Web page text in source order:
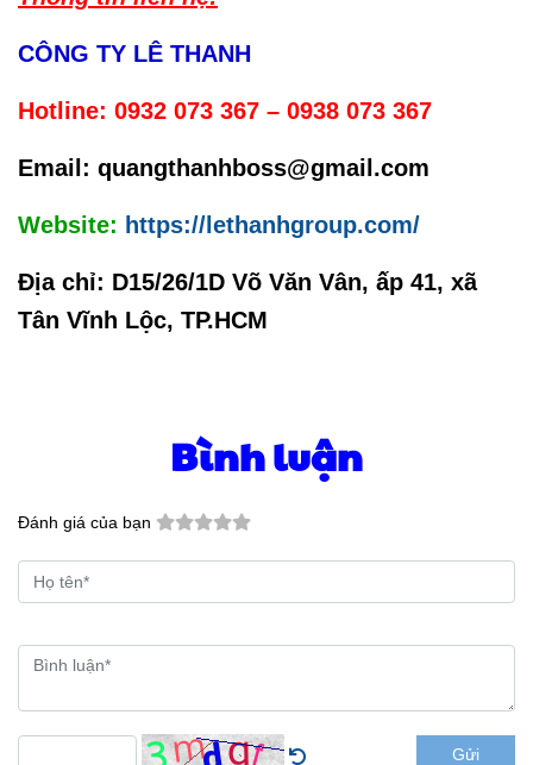
CÔNG TY LÊ THANH
Hotline: 0932 073 367 – 0938 073 367
Email: quangthanhboss@gmail.com
Website: https://lethanhgroup.com/
Địa chỉ: D15/26/1D Võ Văn Vân, ấp 41, xã
Tân Vĩnh Lộc, TP.HCM
Bình luận
Đánh giá của bạn
Gửi